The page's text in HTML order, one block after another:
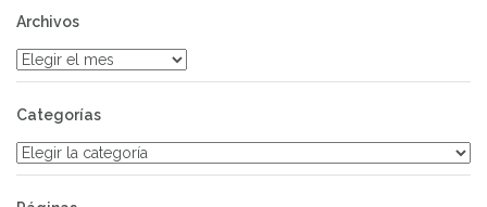
Archivos
Archivos
Categorías
Categorías